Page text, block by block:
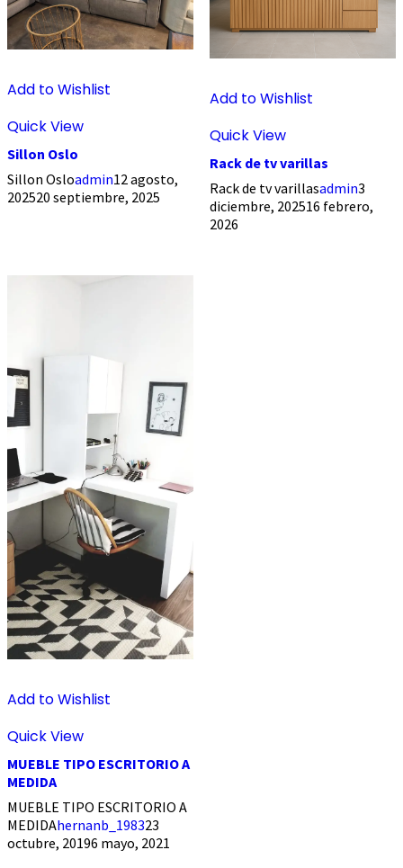
Add to Wishlist
Quick View
Sillon Oslo
Sillon Osloadmin12 agosto,
202520 septiembre, 2025
Add to Wishlist
Quick View
Rack de tv varillas
Rack de tv varillasadmin3
diciembre, 202516 febrero,
2026
Add to Wishlist
Quick View
MUEBLE TIPO ESCRITORIO A
MEDIDA
MUEBLE TIPO ESCRITORIO A
MEDIDAhernanb_198323
octubre, 20196 mayo, 2021